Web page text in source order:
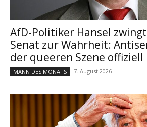
AfD-Politiker Hansel
Senat zur Wahrheit:
der queeren Szene
MANN DES MONATS 7. August 2026